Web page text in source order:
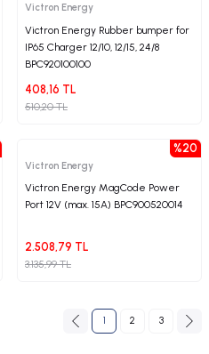
Victron Energy
Victron Energy Rubber bumper for
IP65 Charger 12/10, 12/15, 24/8
BPC920100100
408,16 TL
510,20 TL
%20
Victron Energy
Victron Energy MagCode Power
Port 12V (max. 15A) BPC900520014
2.508,79 TL
3.135,99 TL
1 2 3